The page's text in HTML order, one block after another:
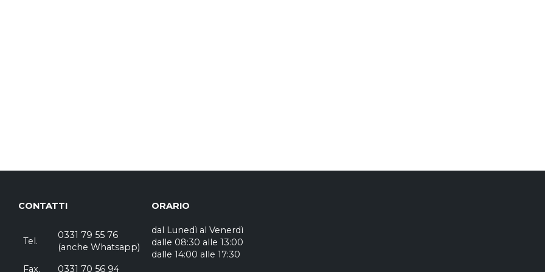
CONTATTI
Tel.
0331 79 55 76
(anche Whatsapp)
Fax.
0331 70 56 94
ORARIO
dal Lunedì al Venerdì
dalle 08:30 alle 13:00
dalle 14:00 alle 17:30